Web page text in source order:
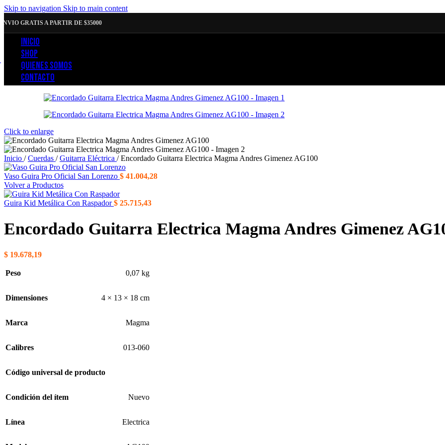
Skip to navigation Skip to main content
GRATIS A PARTIR DE $35000
INICIO
SHOP
QUIENES SOMOS
CONTACTO
Click to enlarge
Inicio / Cuerdas / Guitarra Eléctrica / Encordado Guitarra Electrica Magma Andres Gimenez AG100
Vaso Guira Pro Oficial San Lorenzo $ 41.004,28
Volver a Productos
Guira Kid Metálica Con Raspador$ 25.715,43
Encordado Guitarra Electrica Magma Andres Gimenez
$ 19.678,19
Peso 0,07 kg
Dimensiones 4 × 13 × 18 cm
Marca Magma
Calibres 013-060
Código universal de producto
Condición del ítem Nuevo
Línea Electrica